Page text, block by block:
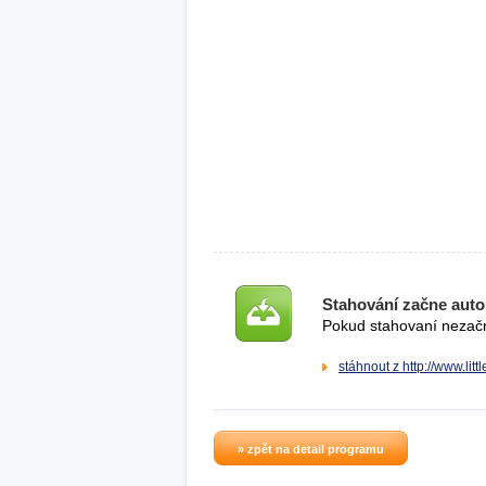
Stahování začne
Pokud stahovaní
stáhnout z http://
» zpět na detail programu